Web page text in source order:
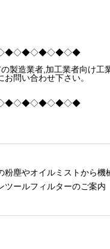
製造業者,加工業者向け工
問い合わせ下さい。
粉塵やオイルミストから機
ツールフィルターのご案内